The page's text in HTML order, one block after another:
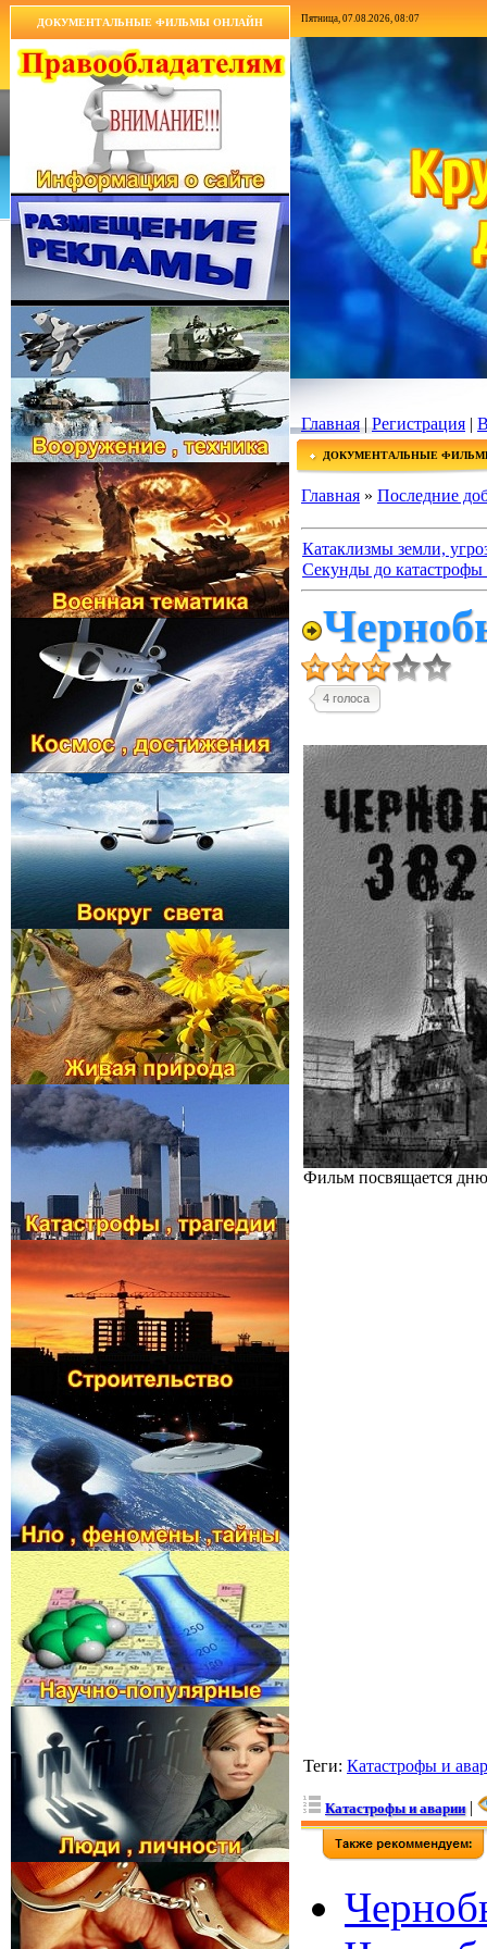
ДОКУМЕНТАЛЬНЫЕ ФИЛЬМЫ ОНЛАЙН Пятница, 07.08.2026, 08:07
Главная|Регистрация |
ДОКУМЕНТАЛЬНЫЕ
Главная » Последние
Катаклизмы земли,
Секунды до катастрофы
4 голоса
Фильм посвящается дню
Теги: Катастрофы и
Катастрофы и аварии|